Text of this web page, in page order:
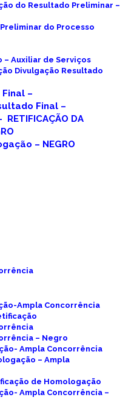
do Resultado Preliminar –
do Processo
– Auxiliar de Serviços
Divulgação Resultado
–
Final –
RETIFICAÇÃO DA
– NEGRO
Ampla Concorrência
– Negro
Ampla Concorrência
– Ampla
de Homologação
Ampla Concorrência –